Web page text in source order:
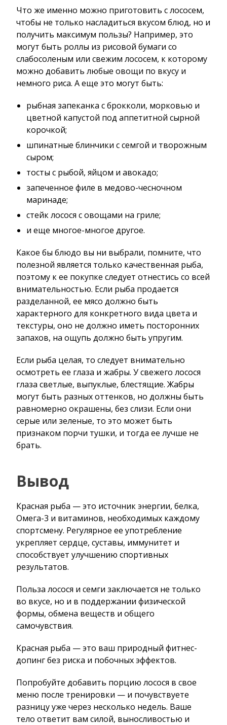
Что же именно можно приготовить с лососем,
чтобы не только насладиться вкусом блюд, но и
получить максимум пользы? Например, это
могут быть роллы из рисовой бумаги со
слабосоленым или свежим лососем, к которому
можно добавить любые овощи по вкусу и
немного риса. А еще это могут быть:
рыбная запеканка с брокколи, морковью и
цветной капустой под аппетитной сырной
корочкой;
шпинатные блинчики с семгой и творожным
сыром;
тосты с рыбой, яйцом и авокадо;
запеченное филе в медово-чесночном
маринаде;
стейк лосося с овощами на гриле;
и еще многое-многое другое.
Какое бы блюдо вы ни выбрали, помните, что
полезной является только качественная рыба,
поэтому к ее покупке следует отнестись со всей
внимательностью. Если рыба продается
разделанной, ее мясо должно быть
характерного для конкретного вида цвета и
текстуры, оно не должно иметь посторонних
запахов, на ощупь должно быть упругим.
Если рыба целая, то следует внимательно
осмотреть ее глаза и жабры. У свежего лосося
глаза светлые, выпуклые, блестящие. Жабры
могут быть разных оттенков, но должны быть
равномерно окрашены, без слизи. Если они
серые или зеленые, то это может быть
признаком порчи тушки, и тогда ее лучше не
брать.
Вывод
Красная рыба — это источник энергии, белка,
Омега-3 и витаминов, необходимых каждому
спортсмену. Регулярное ее употребление
укрепляет сердце, суставы, иммунитет и
способствует улучшению спортивных
результатов.
Польза лосося и семги заключается не только
во вкусе, но и в поддержании физической
формы, обмена веществ и общего
самочувствия.
Красная рыба — это ваш природный фитнес-
допинг без риска и побочных эффектов.
Попробуйте добавить порцию лосося в свое
меню после тренировки — и почувствуете
разницу уже через несколько недель. Ваше
тело ответит вам силой, выносливостью и